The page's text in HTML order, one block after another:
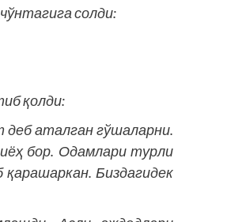
солди:
қолди:
деб аталган гўшаларни.
бор. Одамлари турли
Биздагидек